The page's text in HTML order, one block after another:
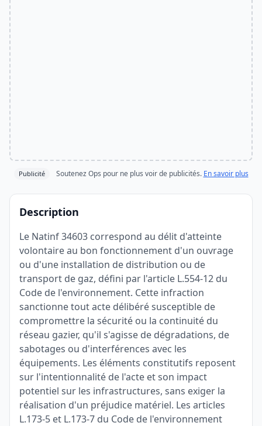
Publicité Soutenez Ops pour ne plus voir de publicités. En savoir plus
Description
Le Natinf 34603 correspond au délit d'atteinte
volontaire au bon fonctionnement d'un ouvrage
ou d'une installation de distribution ou de
transport de gaz, défini par l'article L.554-12 du
Code de l'environnement. Cette infraction
sanctionne tout acte délibéré susceptible de
compromettre la sécurité ou la continuité du
réseau gazier, qu'il s'agisse de dégradations, de
sabotages ou d'interférences avec les
équipements. Les éléments constitutifs reposent
sur l'intentionnalité de l'acte et son impact
potentiel sur les infrastructures, sans exiger la
réalisation d'un préjudice matériel. Les articles
L.173-5 et L.173-7 du Code de l'environnement